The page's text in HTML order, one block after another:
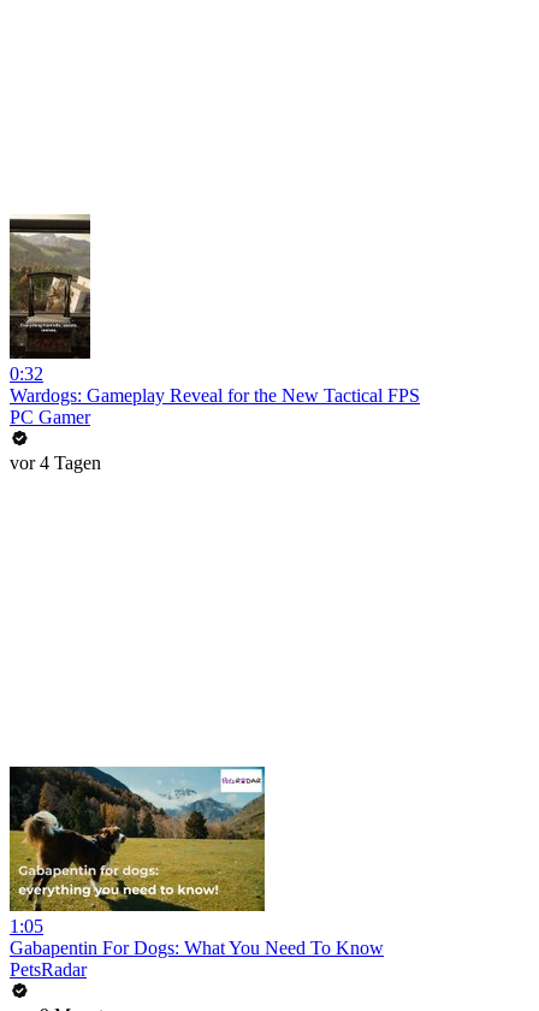
0:32
Wardogs: Gameplay Reveal for the New Tactical FPS
PC Gamer
vor 4 Tagen
1:05
Gabapentin For Dogs: What You Need To Know
PetsRadar